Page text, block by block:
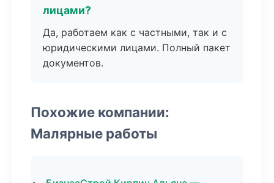
лицами?
Да, работаем как с частными, так и с
юридическими лицами. Полный пакет
документов.
Похожие компании:
Малярные работы